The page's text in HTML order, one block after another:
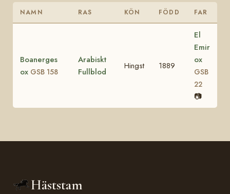
NAMN RAS KÖN FÖDD FAR
Boanerges
ox GSB 158
Arabiskt
Fullblod
Hingst 1889
El
Emir
ox
GSB
22
📷
Häststam